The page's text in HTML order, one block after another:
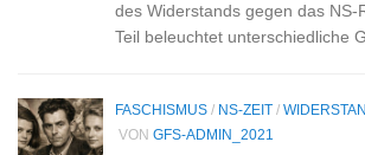
des Widerstands gegen das NS-
Teil beleuchtet unterschiedliche
FASCHISMUS / NS-ZEIT /
VON GFS-ADMIN_2021